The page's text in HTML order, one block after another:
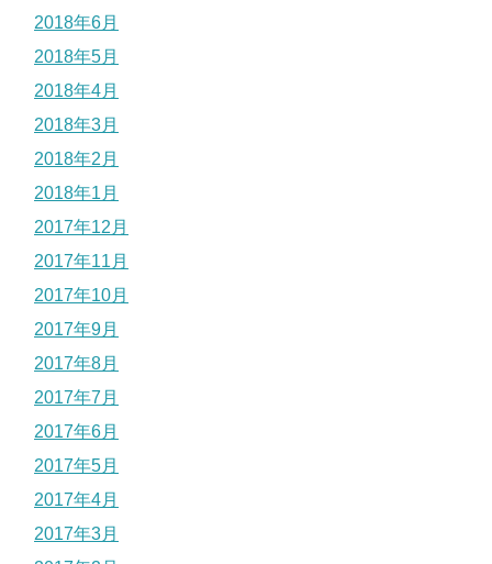
2018年6月
2018年5月
2018年4月
2018年3月
2018年2月
2018年1月
2017年12月
2017年11月
2017年10月
2017年9月
2017年8月
2017年7月
2017年6月
2017年5月
2017年4月
2017年3月